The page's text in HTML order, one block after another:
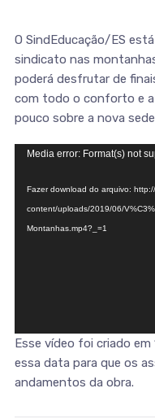
O SindEducação/ES
sindicato nas
poderá desfrutar de
com todo o conforto e
pouco sobre a nova
Tocador
vídeo
Media error: Format(s) not
Fazer download do arquivo:
content/uploads/2019/06/
Montanhas.mp4?_=1
Esse vídeo foi criado
essa data para que os
andamentos da obra.